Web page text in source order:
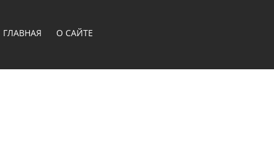
ГЛАВНАЯ О САЙТЕ